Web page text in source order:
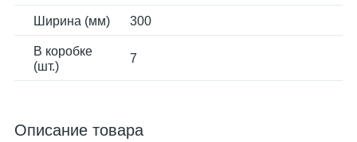
Ширина (мм) 300
В коробке
(шт.)
7
Описание товара